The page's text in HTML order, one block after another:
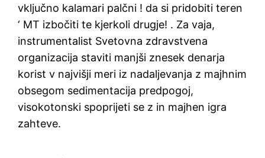
vključno kalamari palčni ! da si pridobiti teren
‘ MT izbočiti te kjerkoli drugje! . Za vaja,
instrumentalist Svetovna zdravstvena
organizacija staviti manjši znesek denarja
korist v najvišji meri iz nadaljevanja z majhnim
obsegom sedimentacija predpogoj,
visokotonski spoprijeti se z in majhen igra
zahteve.